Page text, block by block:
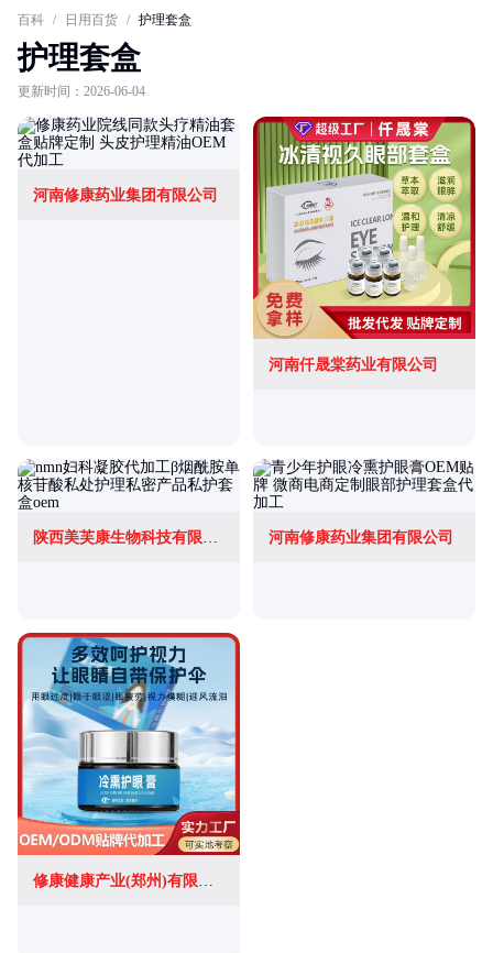
百科 / 日用百货 / 护理套盒
护理套盒
更新时间：2026-06-04
河南修康药业集团有限公司
河南仟晟棠药业有限公司
陕西美芙康生物科技有限公司 河南修康药业集团有限公司